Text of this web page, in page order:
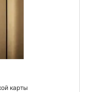
карты